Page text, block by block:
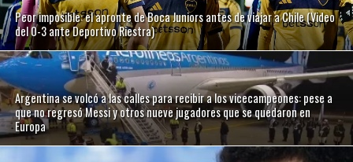
Peor imposible: el apronte de Boca Juniors antes de viajar a Chile (Video
del 0-3 ante Deportivo Riestra)
Argentina se volcó a las calles para recibir a los vicecampeones: pese a
que no regresó Messi y otros nueve jugadores que se quedaron en
Europa